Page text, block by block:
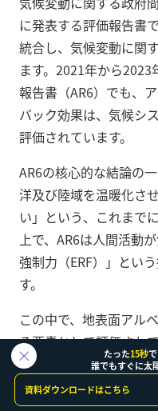
に発表する評価報告書
統合し、気候変動に関
ます。2021年から
報告書（AR6）でも、
バック効果は、気候シ
評価されています。
AR6の核心的な結論の
洋及び陸域を温暖化さ
い」という、これまで
上で、AR6は人間活動
強制力（ERF）」とい
す。
この中で、地表面アル
る要素として評価され
土地利用変化による
して農地や牧草地な
たった15秒
誰でもすぐに太
資料ダウンロードはこちら